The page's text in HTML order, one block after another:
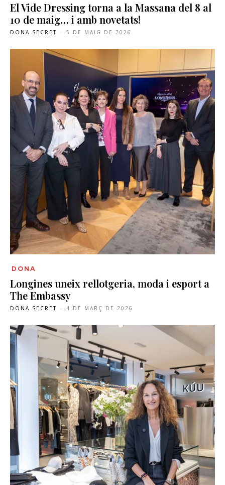
El Vide Dressing torna a la Massana del 8 al
10 de maig… i amb novetats!
DONA SECRET - 5 DE MAIG DE 2026
DONA
Longines uneix rellotgeria, moda i esport a
The Embassy
DONA SECRET - 4 DE MARÇ DE 2026